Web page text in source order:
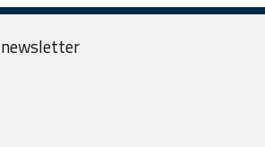
newsletter